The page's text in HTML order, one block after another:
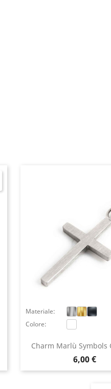
Charm Marlù Symbols
Prezzo
6,00 €
Materiale:
Colore: